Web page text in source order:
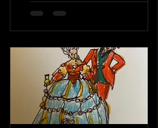
ergriffen, Goethe, Winkelmann,
Seume, die Engländer Shelly und
Jahre: Reisen eines Deutschen in
Italien in den Jahren 1786 bis 1788. 3
Bde. (Erstdruck Berlin 1792-1793). Er
bereiste den Stiefel, meist in der
Kutsche, von Norden nach Süden,
Verona bis Neapel; der Schwerpunkt
war Rom. Vo